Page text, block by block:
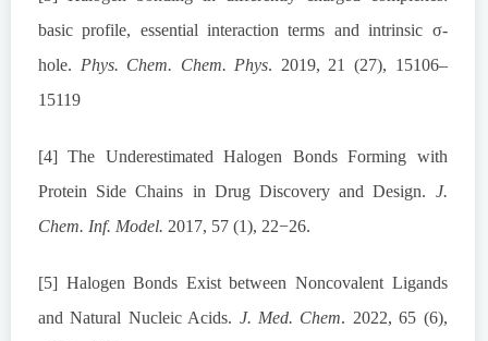
basic profile, essential interaction terms and intrinsic σ-
hole. Phys. Chem. Chem. Phys. 2019, 21 (27), 15106–
15119
[4] The Underestimated Halogen Bonds Forming with
Protein Side Chains in Drug Discovery and Design. J.
Chem. Inf. Model. 2017, 57 (1), 22−26.
[5] Halogen Bonds Exist between Noncovalent Ligands
and Natural Nucleic Acids. J. Med. Chem. 2022, 65 (6),